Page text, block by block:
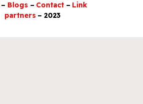
– Blogs – Contact – Link
partners – 2023